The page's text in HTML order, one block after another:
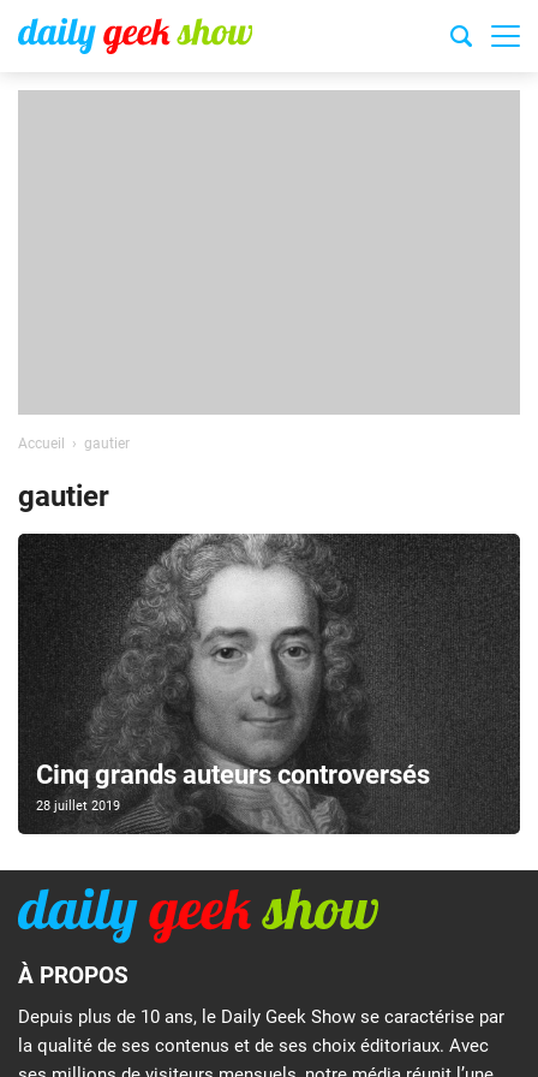
Accueil gautier
gautier
Cinq grands auteurs controversés
28 juillet 2019
À PROPOS
Depuis plus de 10 ans, le Daily Geek Show se caractérise par
la qualité de ses contenus et de ses choix éditoriaux. Avec